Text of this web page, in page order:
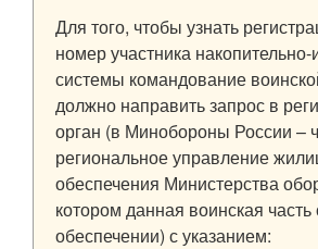
Для того, чтобы узнать
номер участника накопительно-
системы командование
должно направить запрос в
орган (в Минобороны России –
региональное управление
обеспечения Министерства
котором данная воинская часть
обеспечении) с указанием: